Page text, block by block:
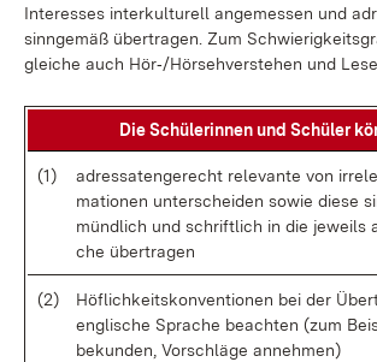
In­ter­es­ses in­ter­kul­tu­rell an­ge­mes­sen und
sinn­ge­mäß über­tra­gen. Zum
glei­che auch Hör‑/Hör­seh­ver­ste­hen und
Die Schü­le­rin­nen und Schü­ler
(1)
adres­sa­ten­ge­recht re­le­van­te von
ma­tio­nen un­ter­schei­den so­wie die­se
münd­lich und schrift­lich in die je­weils
che über­tra­gen
(2)
Höf­lich­keits­kon­ven­tio­nen bei der
eng­li­sche Spra­che be­ach­ten (zum
be­kun­den, Vor­schlä­ge an­neh­men)